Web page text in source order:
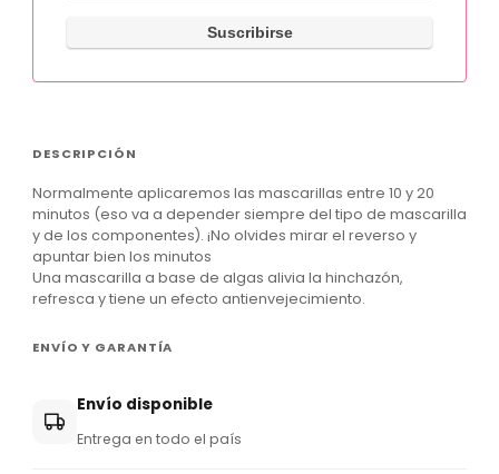
r
a
y
+
5
9
DESCRIPCIÓN
Normalmente aplicaremos las mascarillas entre 10 y 20
minutos (eso va a depender siempre del tipo de mascarilla
y de los componentes). ¡No olvides mirar el reverso y
apuntar bien los minutos
Una mascarilla a base de algas alivia la hinchazón,
refresca y tiene un efecto antienvejecimiento.
ENVÍO Y GARANTÍA
Envío disponible
Entrega en todo el país